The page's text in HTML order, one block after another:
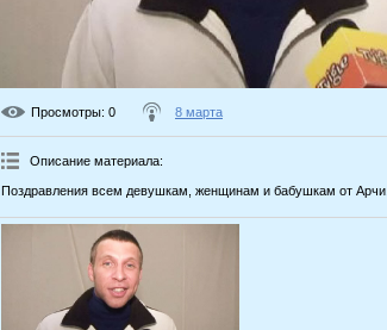
Просмотры: 0 8 марта
Описание материала:
Поздравления всем девушкам, женщинам и бабушкам от Арчи.